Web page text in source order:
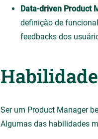
Data-driven Product
definição de
feedbacks dos
Ser um Product Manager
Algumas das habilidades